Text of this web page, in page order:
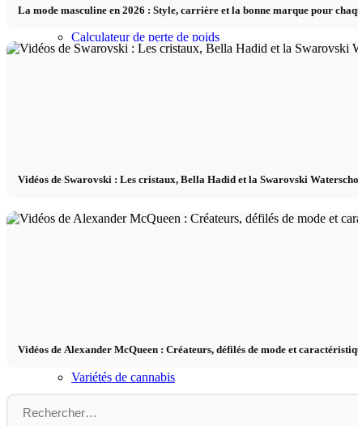
Calculateur de perte de poids
Calculateur de besoins caloriques
Variétés de cannabis
La mode masculine en 2026 : Style, carrière et la bonne marque pour
Vidéos de Swarovski : Les cristaux, Bella Hadid et la Swarovski
Vidéos de Alexander McQueen : Créateurs, défilés de mode et